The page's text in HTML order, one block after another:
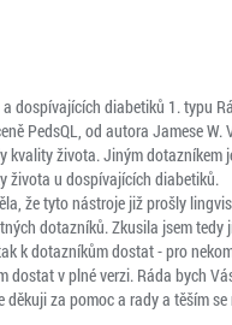
dospívajících diabetiků 1. typu
PedsQL, od autora Jamese W.
života. Jiným dotazníkem
života u dospívajících diabetiků.
že tyto nástroje již prošly
dotazníků. Zkusila jsem
k dotazníkům dostat - pro
dostat v plné verzi. Ráda bych
za pomoc a rady a těším